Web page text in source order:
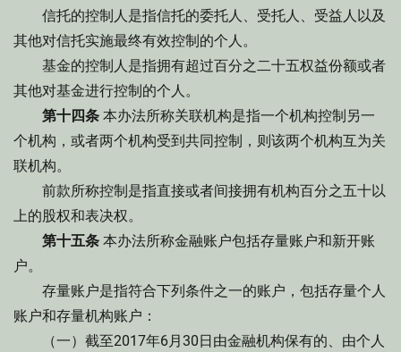
信托的控制人是指信托的委托人、受托人、受益人以及
其他对信托实施最终有效控制的个人。
基金的控制人是指拥有超过百分之二十五权益份额或者
其他对基金进行控制的个人。
第十四条 本办法所称关联机构是指一个机构控制另一
个机构，或者两个机构受到共同控制，则该两个机构互为关
联机构。
前款所称控制是指直接或者间接拥有机构百分之五十以
上的股权和表决权。
第十五条 本办法所称金融账户包括存量账户和新开账
户。
存量账户是指符合下列条件之一的账户，包括存量个人
账户和存量机构账户：
（一）截至2017年6月30日由金融机构保有的、由个人